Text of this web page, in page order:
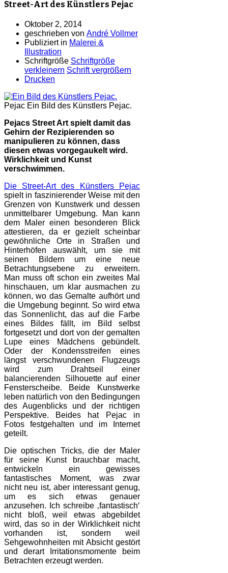
Street-Art des Künstlers Pejac
Oktober 2, 2014
geschrieben von André Vollmer
Publiziert in Malerei &
Illustration
Schriftgröße Schriftgröße
verkleinern Schrift vergrößern
Drucken
Pejac Ein Bild des Künstlers Pejac.
Pejacs Street Art spielt damit das
Gehirn der Rezipierenden so
manipulieren zu können, dass
diesen etwas vorgegaukelt wird.
Wirklichkeit und Kunst
verschwimmen.
Die Street-Art des Künstlers Pejac
spielt in faszinierender Weise mit den
Grenzen von Kunstwerk und dessen
unmittelbarer Umgebung. Man kann
dem Maler einen besonderen Blick
attestieren, da er gezielt scheinbar
gewöhnliche Orte in Straßen und
Hinterhöfen auswählt, um sie mit
seinen Bildern um eine neue
Betrachtungsebene zu erweitern.
Man muss oft schon ein zweites Mal
hinschauen, um klar ausmachen zu
können, wo das Gemalte aufhört und
die Umgebung beginnt. So wird etwa
das Sonnenlicht, das auf die Farbe
eines Bildes fällt, im Bild selbst
fortgesetzt und dort von der gemalten
Lupe eines Mädchens gebündelt.
Oder der Kondensstreifen eines
längst verschwundenen Flugzeugs
wird zum Drahtseil einer
balancierenden Silhouette auf einer
Fensterscheibe. Beide Kunstwerke
leben natürlich von den Bedingungen
des Augenblicks und der richtigen
Perspektive. Beides hat Pejac in
Fotos festgehalten und im Internet
geteilt.
Die optischen Tricks, die der Maler
für seine Kunst brauchbar macht,
entwickeln ein gewisses
fantastisches Moment, was zwar
nicht neu ist, aber interessant genug,
um es sich etwas genauer
anzusehen. Ich schreibe ‚fantastisch‘
nicht bloß, weil etwas abgebildet
wird, das so in der Wirklichkeit nicht
vorhanden ist, sondern weil
Sehgewohnheiten mit Absicht gestört
und derart Irritationsmomente beim
Betrachten erzeugt werden.